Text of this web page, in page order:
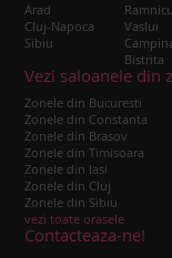
Arad
Cluj-Napoca
Sibiu
Vaslui
Bistrita
Vezi saloanele din
Zonele din Bucuresti
Zonele din Constanta
Zonele din Brasov
Zonele din Timisoara
Zonele din Iasi
Zonele din Cluj
Zonele din Sibiu
vezi toate orasele
Contacteaza-ne!